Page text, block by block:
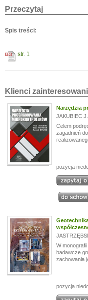
Przeczytaj
Spis treści:
str. 1
Klienci
Narzędzia
JAKUBIEC J.
Celem
zagadnień
pozycja
W
badawcze
zachowania
pozycja